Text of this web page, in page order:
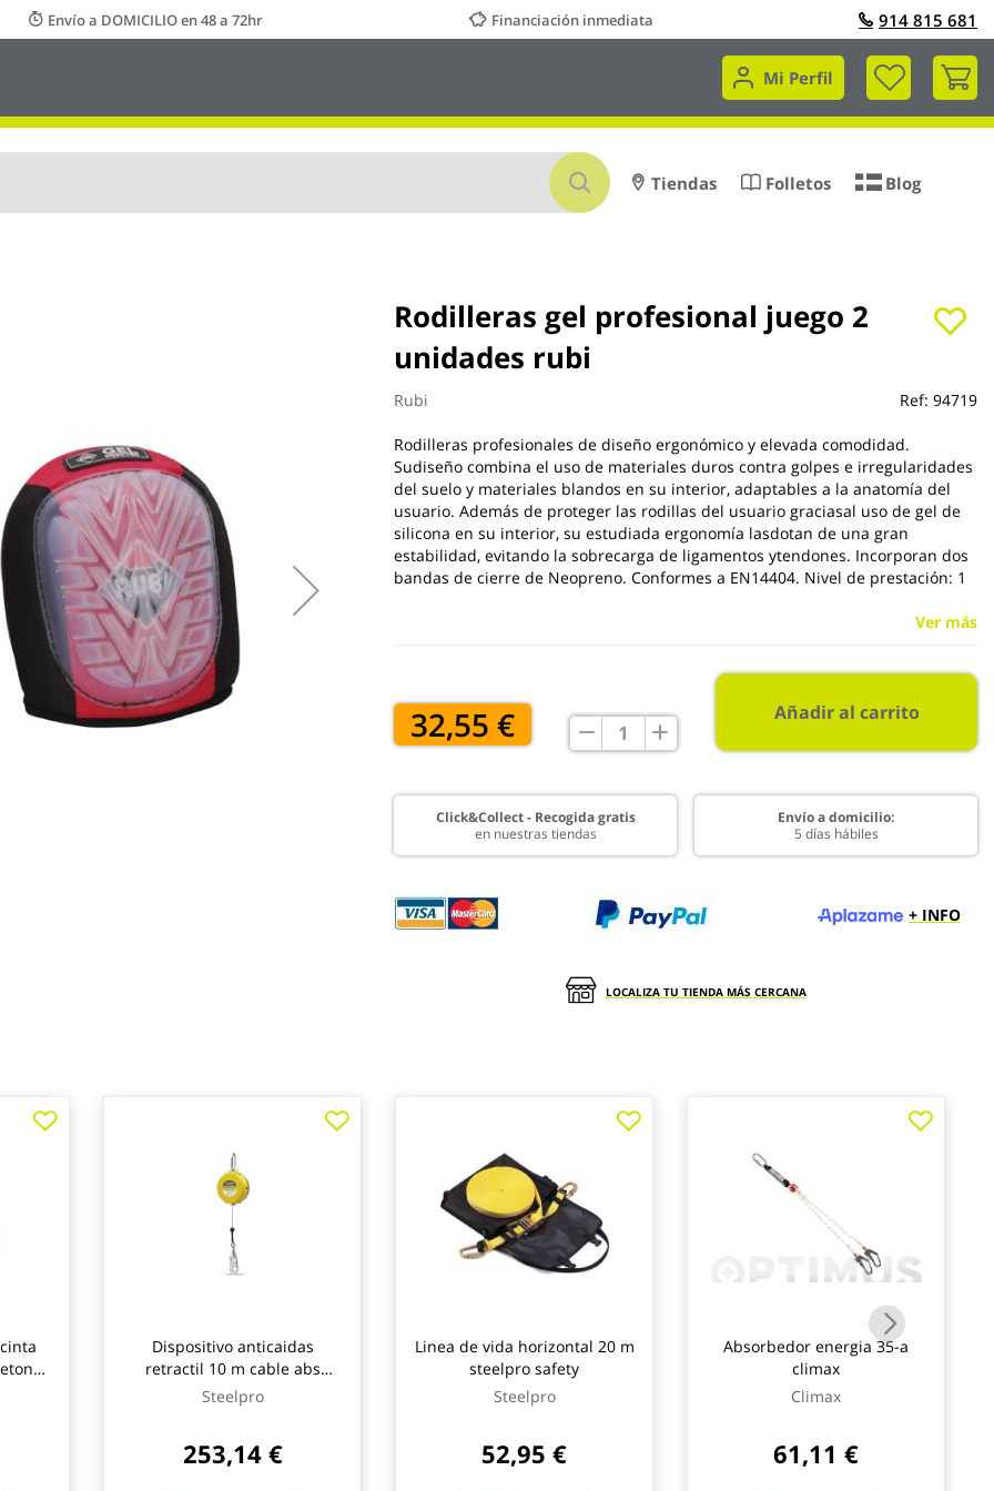
Envío a DOMICILIO en 48 a 72hr Financiación inmediata 914 815 681
Mi Perfil
Mi
Buscar
Tiendas Folletos Blog
Rodilleras gel profesional juego 2
unidades rubi
Rubi Ref: 94719
Rodilleras profesionales de diseño ergonómico y elevada comodidad.
Sudiseño combina el uso de materiales duros contra golpes e irregularidades
del suelo y materiales blandos en su interior, adaptables a la anatomía del
usuario. Además de proteger las rodillas del usuario graciasal uso de gel de
silicona en su interior, su estudiada ergonomía lasdotan de una gran
estabilidad, evitando la sobrecarga de ligamentos ytendones. Incorporan dos
bandas de cierre de Neopreno. Conformes a EN14404. Nivel de prestación: 1
Ver más
32,55 € Añadir al carrito
Click&Collect - Recogida gratis
en nuestras tiendas
Envío a domicilio:
5 días hábiles
+ INFO
LOCALIZA TU TIENDA MÁS CERCANA
Dispositivo anticaidas
retractil 10 m cable abs
steelpro safety
Steelpro
253,14 €
Linea de vida horizontal 20 m
steelpro safety
Steelpro
52,95 €
Absorbedor energia 35-a
climax
Climax
61,11 €